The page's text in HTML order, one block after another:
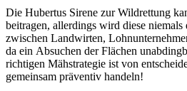
Die Hubertus Sirene zur Wildrettung
beitragen, allerdings wird diese
zwischen Landwirten,
da ein Absuchen der Flächen
richtigen Mähstrategie ist von
gemeinsam präventiv handeln!